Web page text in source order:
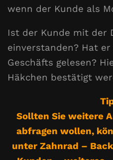
wenn der Kunde als
Ist der Kunde mit der
einverstanden? Hat er
Geschäfts gelesen?
Häkchen bestätigt
Sollten Sie weitere
abfragen wollen,
unter Zahnrad –